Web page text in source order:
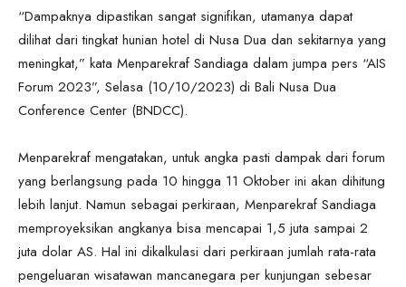
“Dampaknya dipastikan sangat signifikan, utamanya dapat
dilihat dari tingkat hunian hotel di Nusa Dua dan sekitarnya yang
meningkat,” kata Menparekraf Sandiaga dalam jumpa pers “AIS
Forum 2023”, Selasa (10/10/2023) di Bali Nusa Dua
Conference Center (BNDCC).
Menparekraf mengatakan, untuk angka pasti dampak dari forum
yang berlangsung pada 10 hingga 11 Oktober ini akan dihitung
lebih lanjut. Namun sebagai perkiraan, Menparekraf Sandiaga
memproyeksikan angkanya bisa mencapai 1,5 juta sampai 2
juta dolar AS. Hal ini dikalkulasi dari perkiraan jumlah rata-rata
pengeluaran wisatawan mancanegara per kunjungan sebesar